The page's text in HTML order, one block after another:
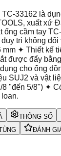
33162 là
xuất xứ
ống cầm tay
trì không đổi
mm ✦ Thiết kế
được đẩy
cho ống
SUJ2 và vật
8 "đến 5/8") ✦
THÔNG SỐ
ĐÁNH